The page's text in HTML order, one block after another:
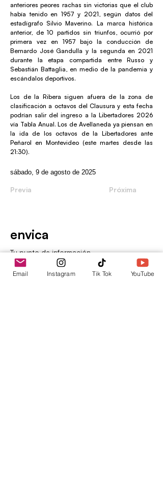
anteriores peores rachas sin victorias que el club
había tenido en 1957 y 2021, según datos del
estadígrafo Silvio Maverino. La marca histórica
anterior, de 10 partidos sin triunfos, ocurrió por
primera vez en 1957 bajo la conducción de
Bernardo José Gandulla y la segunda en 2021
durante la etapa compartida entre Russo y
Sebastián Battaglia, en medio de la pandemia y
escándalos deportivos.
Los de la Ribera siguen afuera de la zona de
clasificación a octavos del Clausura y esta fecha
podrían salir del ingreso a la Libertadores 2026
vía Tabla Anual. Los de Avellaneda ya piensan en
la ida de los octavos de la Libertadores ante
Peñarol en Montevideo (este martes desde las
21:30).
sábado, 9 de agosto de 2025
Previa Próxima
envica
Tu punto de información.
Email Instagram Tik Tok YouTube